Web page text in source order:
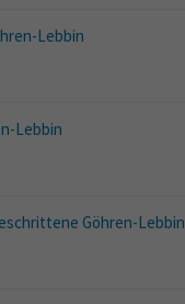
Lebbin
Lebbin
Göhren-Lebbin